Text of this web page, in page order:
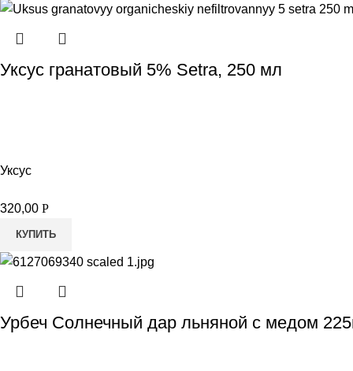
Уксус гранатовый 5% Setra, 250 мл
Уксус
320,00 Р
КУПИТЬ
Урбеч Солнечный дар льняной с медом